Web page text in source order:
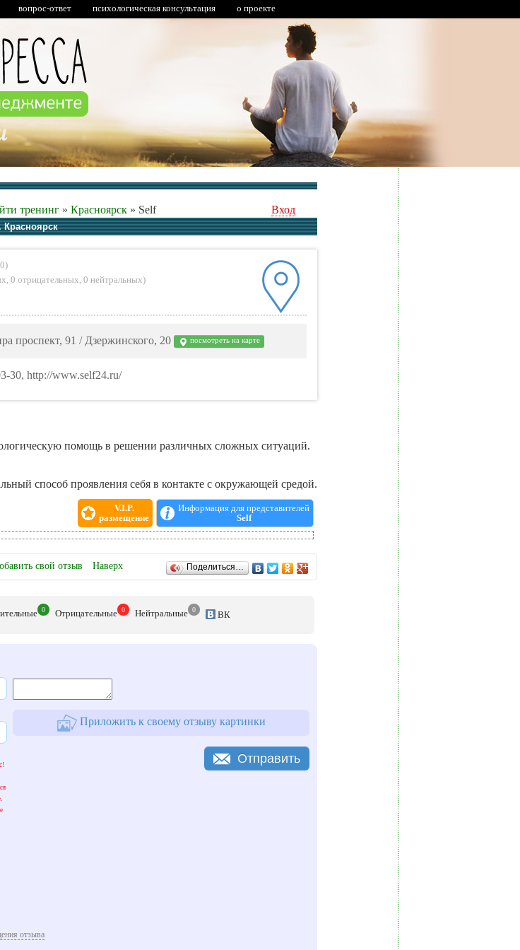
вопрос-ответ психологическая консультация о проекте
тренинг » Красноярск » Self Вход
0 отрицательных 0 нейтральных)
проспект, 91 / Дзержинского, 20 посмотреть на карте
30, http://www.self24.ru/
помощь в решении различных сложных ситуаций.
способ проявления себя в контакте с окружающей средой.
V.I.P.
размещение
Информация для представителей
Self
свой отзыв Наверх Поделиться…
ельные 0 Отрицательные 0 Нейтральные 0 ВК
Приложить к своему отзыву картинки
отзыва
Отправить